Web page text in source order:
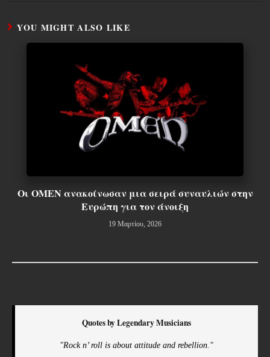
YOU MIGHT ALSO LIKE
Οι OMEN ανακοίνωσαν μια σειρά συναυλιών στην
Ευρώπη για τον άνοιξη
19 Μαρτίου, 2026
Quotes by Legendary Musicians
"Rock n’ roll is about attitude and rebellion."